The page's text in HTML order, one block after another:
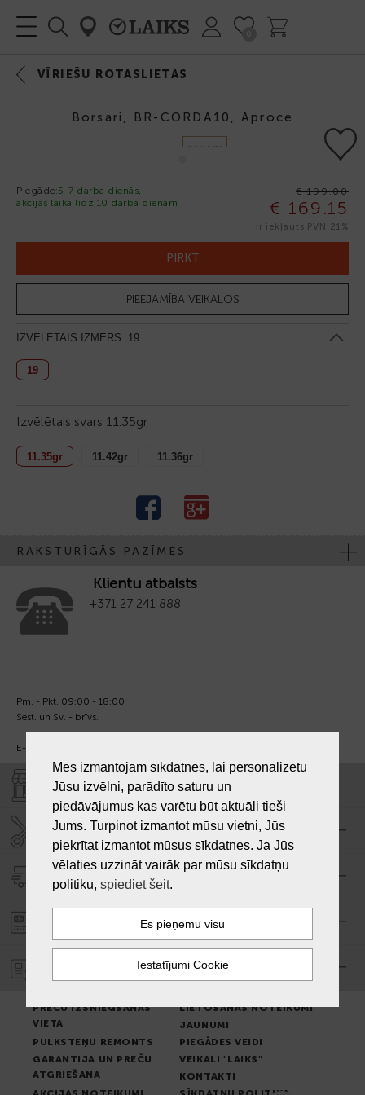
VĪRIEŠU ROTASLIETAS
Borsari, BR-CORDA10, Aproce
DIMANTS
Piegāde:5-7 darba dienās,
akcijas laikā līdz 10 darba dienām
€ 199.00
€ 169.15
ir iekļauts PVN 21%
PIRKT
PIEEJAMĪBA VEIKALOS
IZVĒLĒTAIS IZMĒRS: 19
19
Izvēlētais svars 11.35gr
11.35gr 11.42gr 11.36gr
RAKSTURĪGĀS PAZĪMES
Klientu atbalsts
+371 27 241 888
Pm. - Pkt. 09:00 - 18:00
Sest. un Sv. - brīvs.
E-pasts:
VEIKALI "LAIKS"
SERVISA CENTRS "LAIKS"
PIEGĀDE
PASŪTĪJUMA APMAKSA
GARANTIJA
PREČU IZSNIEGŠANAS
VIETA
LIETOŠANAS NOTEIKUMI
JAUNUMI
PULKSTEŅU REMONTS
PIEGĀDES VEIDI
GARANTIJA UN PREČU
ATGRIEŠANA
VEIKALI "LAIKS"
KONTAKTI
Mēs izmantojam sīkdatnes, lai personalizētu
Jūsu izvēlni, parādīto saturu un
piedāvājumus kas varētu būt aktuāli tieši
Jums. Turpinot izmantot mūsu vietni, Jūs
piekrītat izmantot mūsus sīkdatnes. Ja Jūs
vēlaties uzzināt vairāk par mūsu sīkdatņu
politiku, spiediet šeit.